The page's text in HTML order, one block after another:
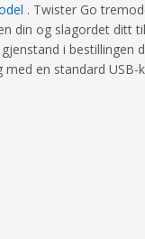
. Twister Go
din og slagordet ditt
i bestillingen
en standard USB-